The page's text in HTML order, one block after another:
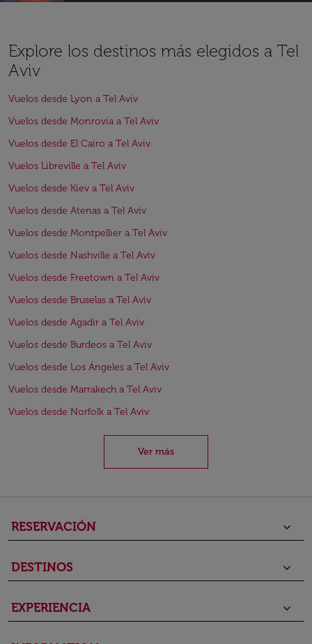
Explore los destinos más elegidos a Tel
Aviv
Vuelos desde Lyon a Tel Aviv
Vuelos desde Monrovia a Tel Aviv
Vuelos desde El Cairo a Tel Aviv
Vuelos Libreville a Tel Aviv
Vuelos desde Kiev a Tel Aviv
Vuelos desde Atenas a Tel Aviv
Vuelos desde Montpellier a Tel Aviv
Vuelos desde Nashville a Tel Aviv
Vuelos desde Freetown a Tel Aviv
Vuelos desde Bruselas a Tel Aviv
Vuelos desde Agadir a Tel Aviv
Vuelos desde Burdeos a Tel Aviv
Vuelos desde Los Ángeles a Tel Aviv
Vuelos desde Marrakech a Tel Aviv
Vuelos desde Norfolk a Tel Aviv
Ver más
RESERVACIÓN keyboard_arrow_down
DESTINOS keyboard_arrow_down
EXPERIENCIA keyboard_arrow_down